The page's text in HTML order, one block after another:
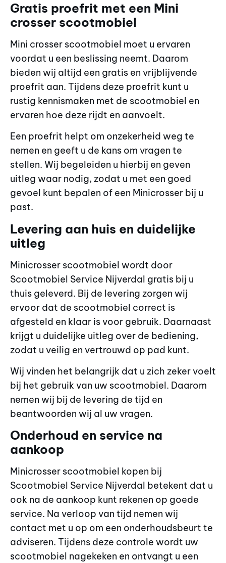
Gratis proefrit met een Mini
crosser scootmobiel
Mini crosser scootmobiel moet u ervaren
voordat u een beslissing neemt. Daarom
bieden wij altijd een gratis en vrijblijvende
proefrit aan. Tijdens deze proefrit kunt u
rustig kennismaken met de scootmobiel en
ervaren hoe deze rijdt en aanvoelt.
Een proefrit helpt om onzekerheid weg te
nemen en geeft u de kans om vragen te
stellen. Wij begeleiden u hierbij en geven
uitleg waar nodig, zodat u met een goed
gevoel kunt bepalen of een Minicrosser bij u
past.
Levering aan huis en duidelijke
uitleg
Minicrosser scootmobiel wordt door
Scootmobiel Service Nijverdal gratis bij u
thuis geleverd. Bij de levering zorgen wij
ervoor dat de scootmobiel correct is
afgesteld en klaar is voor gebruik. Daarnaast
krijgt u duidelijke uitleg over de bediening,
zodat u veilig en vertrouwd op pad kunt.
Wij vinden het belangrijk dat u zich zeker voelt
bij het gebruik van uw scootmobiel. Daarom
nemen wij bij de levering de tijd en
beantwoorden wij al uw vragen.
Onderhoud en service na
aankoop
Minicrosser scootmobiel kopen bij
Scootmobiel Service Nijverdal betekent dat u
ook na de aankoop kunt rekenen op goede
service. Na verloop van tijd nemen wij
contact met u op om een onderhoudsbeurt te
adviseren. Tijdens deze controle wordt uw
scootmobiel nagekeken en ontvangt u een